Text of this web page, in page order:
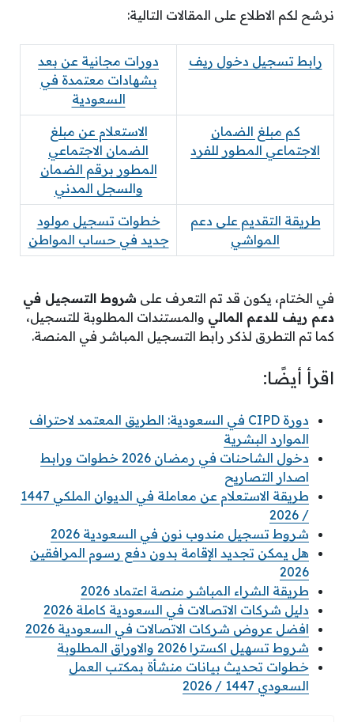
نرشح لكم الاطلاع على المقالات التالية:
رابط تسجيل دخول ريف
دورات مجانية عن بعد
بشهادات معتمدة في
السعودية
كم مبلغ الضمان
الاجتماعي المطور للفرد
الاستعلام عن مبلغ
الضمان الاجتماعي
المطور برقم الضمان
والسجل المدني
طريقة التقديم على دعم
المواشي
خطوات تسجيل مولود
جديد في حساب المواطن
في الختام، يكون قد تم التعرف على شروط التسجيل في
دعم ريف للدعم المالي والمستندات المطلوبة للتسجيل،
كما تم التطرق لذكر رابط التسجيل المباشر في المنصة.
اقرأ أيضًا:
دورة CIPD في السعودية: الطريق المعتمد لاحتراف
الموارد البشرية
دخول الشاحنات في رمضان 2026 خطوات ورابط
اصدار التصاريح
طريقة الاستعلام عن معاملة في الديوان الملكي 1447
/ 2026
شروط تسجيل مندوب نون في السعودية 2026
هل يمكن تجديد الإقامة بدون دفع رسوم المرافقين
2026
طريقة الشراء المباشر منصة اعتماد 2026
دليل شركات الاتصالات في السعودية كاملة 2026
افضل عروض شركات الاتصالات في السعودية 2026
شروط تسهيل اكسترا 2026 والاوراق المطلوبة
خطوات تحديث بيانات منشأة بمكتب العمل
السعودي 1447 / 2026